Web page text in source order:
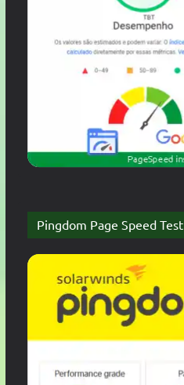
Pingdom Page Speed Test